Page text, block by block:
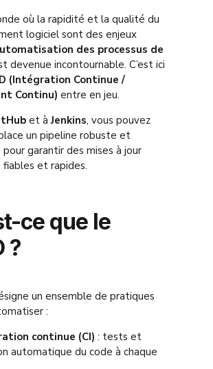
où la rapidité et la qualité du
logiciel sont des enjeux
des processus de
devenue incontournable. C’est ici
(Intégration Continue /
Continu) entre en jeu.
et àJenkins, vous pouvez
un pipeline robuste et
garantir des mises à jour
et rapides.
ce que le
?
un ensemble de pratiques
:
continue (CI) : tests et
automatique du code à chaque